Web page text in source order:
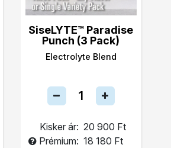
SiseLYTE™ Paradise
Punch (3 Pack)
Electrolyte Blend
Kisker ár: 20 900 Ft
Prémium: 18 180 Ft